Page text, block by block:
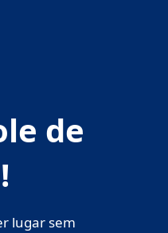
de
lugar sem